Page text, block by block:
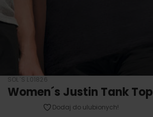
SOL´S L01826
Women´s Justin Tank Top
Dodaj do ulubionych!